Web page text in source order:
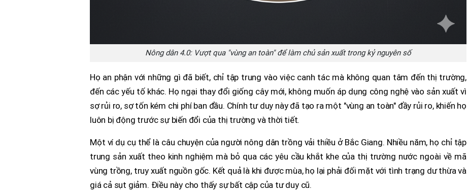
Nông dân 4.0: Vượt qua "vùng an toàn" để làm chủ sản xuất trong kỷ nguyên số
Họ an phận với những gì đã biết, chỉ tập trung vào việc canh tác mà không quan tâm đến thị trường,
đến các yếu tố khác. Họ ngại thay đổi giống cây mới, không muốn áp dụng công nghệ vào sản xuất vì
sợ rủi ro, sợ tốn kém chi phí ban đầu. Chính tư duy này đã tạo ra một "vùng an toàn" đầy rủi ro, khiến họ
luôn bị động trước sự biến đổi của thị trường và thời tiết.
Một ví dụ cụ thể là câu chuyện của người nông dân trồng vải thiều ở Bắc Giang. Nhiều năm, họ chỉ tập
trung sản xuất theo kinh nghiệm mà bỏ qua các yêu cầu khắt khe của thị trường nước ngoài về mã
vùng trồng, truy xuất nguồn gốc. Kết quả là khi được mùa, họ lại phải đối mặt với tình trạng dư thừa và
giá cả sụt giảm. Điều này cho thấy sự bất cập của tư duy cũ.